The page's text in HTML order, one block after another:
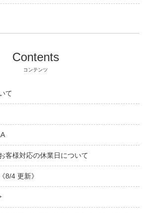
Contents
コンテンツ
て
客様対応の休業日について
8/4 更新》